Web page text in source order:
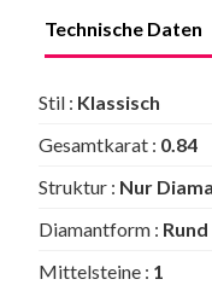
Technische Daten
Stil : Klassisch
Gesamtkarat : 0.84
Struktur : Nur
Diamantform : Rund
Mittelsteine : 1